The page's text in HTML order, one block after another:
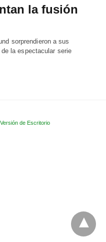
la fusión
sorprendieron a sus
la espectacular serie
Versión de Escritorio